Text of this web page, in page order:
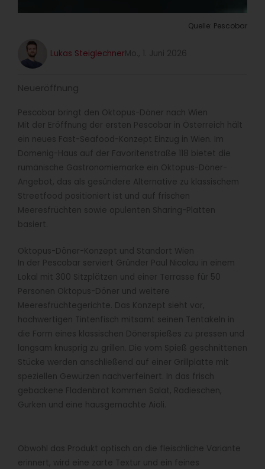
Quelle: Pescobar
Lukas SteiglechnerMo., 1. Juni 2026
Neueröffnung
Pescobar bringt den Oktopus-Döner nach Wien
Mit der Eröffnung der ersten Pescobar in Österreich hält
ein neues Fast-Seafood-Konzept Einzug in Wien. Im
Domenig-Haus auf der Favoritenstraße 118 bietet die
rumänische Gastronomiemarke ein Oktopus-Döner-
Angebot, das als gesündere Alternative zu klassischem
Streetfood positioniert ist und auf frischen
Meeresfrüchten sowie opulenten Sharing-Platten
basiert.
Oktopus-Döner-Konzept und Standort Wien
In der Pescobar serviert Gründer Paul Nicolau in einem
Lokal mit 300 Sitzplätzen und einer Terrasse für 50
Personen Oktopus-Döner und weitere
Meeresfrüchtegerichte. Das Konzept sieht vor,
hochwertigen Tintenfisch mitsamt seinen Tentakeln in
die Form eines klassischen Dönerspießes zu pressen und
langsam knusprig zu grillen. Die vom Spieß geschnittenen
Stücke werden anschließend auf einer Grillplatte mit
speziellen Gewürzen nachverfeinert. In das frisch
gebackene Fladenbrot kommen Salat, Radieschen,
Gurken und eine hausgemachte Aioli.
Obwohl das Produkt optisch an die fleischliche Variante
erinnert, wird eine zarte Textur und ein feines